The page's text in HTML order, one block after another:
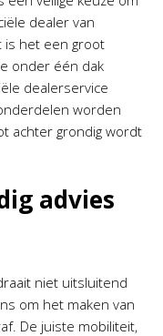
dealer van
is het een groot
onder één dak
dealerservice
worden
achter grondig wordt
advies
niet uitsluitend
om het maken van
De juiste mobiliteit,